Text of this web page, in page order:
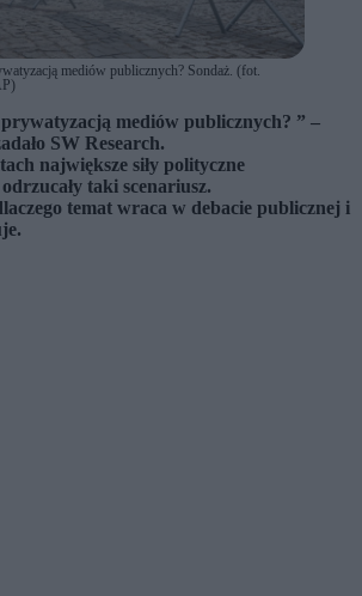
mediów publicznych? Sondaż. (fot.
prywatyzacją mediów publicznych? ” –
SW Research.
największe siły polityczne
taki scenariusz.
temat wraca w debacie publicznej i